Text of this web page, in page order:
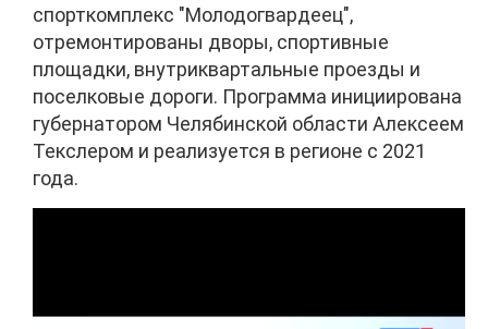
спорткомплекс "Молодогвардеец",
отремонтированы дворы, спортивные
площадки, внутриквартальные проезды и
поселковые дороги. Программа инициирована
губернатором Челябинской области Алексеем
Текслером и реализуется в регионе с 2021
года.